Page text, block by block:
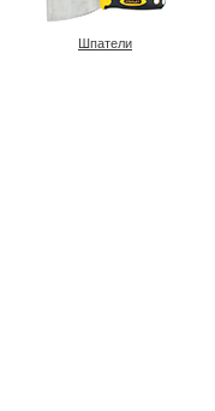
Шпатели